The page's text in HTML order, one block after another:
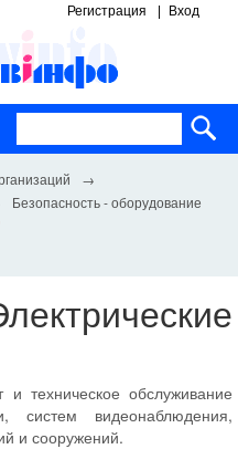
Регистрация Вход
Безопасность - оборудование
техническое обслуживание
систем видеонаблюдения,
и сооружений.